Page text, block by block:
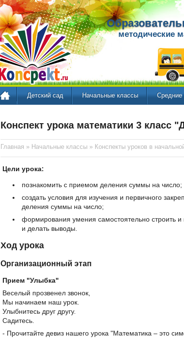
методические
Детский сад Начальные классы Средние
Конспект урока математики 3 класс
Главная » Начальные классы » Конспекты уроков в
Цели урока:
познакомить с приемом деления суммы на число;
создать условия для изучения и первичного
деления суммы на число;
формирования умения самостоятельно строить
и делать выводы.
Ход урока
Организационный этап
Прием "Улыбка"
Веселый прозвенел звонок,
Мы начинаем наш урок.
Улыбнитесь друг другу.
Садитесь.
- Прочитайте девиз нашего урока "Математика – это